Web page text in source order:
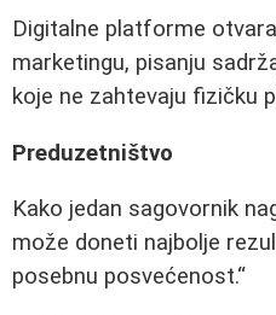
Digitalne platforme
marketingu, pisanju
koje ne zahtevaju fizičku
Preduzetništvo
Kako jedan sagovornik
može doneti najbolje
posebnu posvećenost.